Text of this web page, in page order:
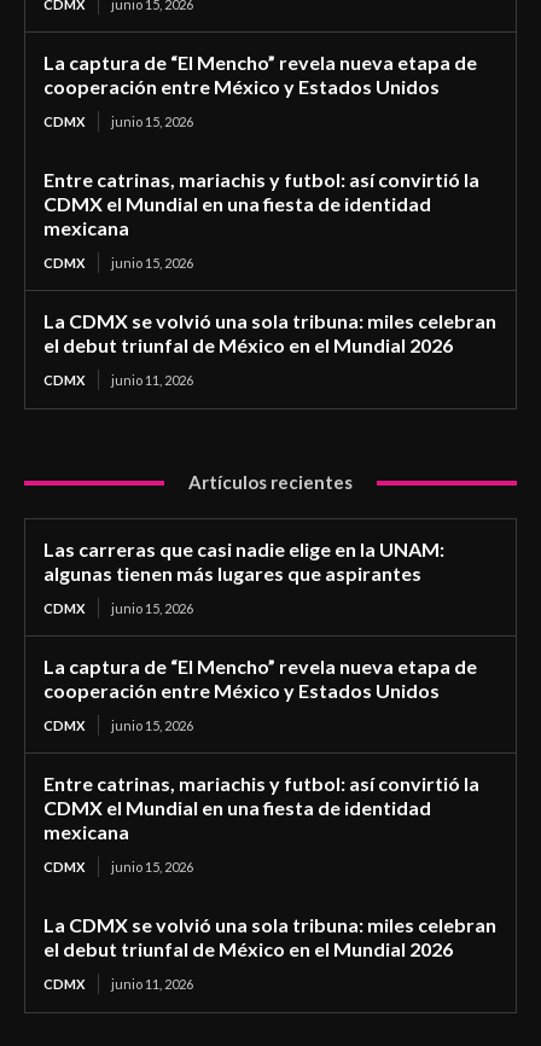
CDMX junio 15, 2026
La captura de “El Mencho” revela nueva etapa de
cooperación entre México y Estados Unidos
CDMX junio 15, 2026
Entre catrinas, mariachis y futbol: así convirtió la
CDMX el Mundial en una fiesta de identidad
mexicana
CDMX junio 15, 2026
La CDMX se volvió una sola tribuna: miles celebran
el debut triunfal de México en el Mundial 2026
CDMX junio 11, 2026
Artículos recientes
Las carreras que casi nadie elige en la UNAM:
algunas tienen más lugares que aspirantes
CDMX junio 15, 2026
La captura de “El Mencho” revela nueva etapa de
cooperación entre México y Estados Unidos
CDMX junio 15, 2026
Entre catrinas, mariachis y futbol: así convirtió la
CDMX el Mundial en una fiesta de identidad
mexicana
CDMX junio 15, 2026
La CDMX se volvió una sola tribuna: miles celebran
el debut triunfal de México en el Mundial 2026
CDMX junio 11, 2026